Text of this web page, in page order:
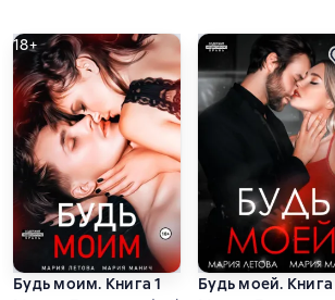
18+
Будь моим. Книга 1
Будь моей. Книга